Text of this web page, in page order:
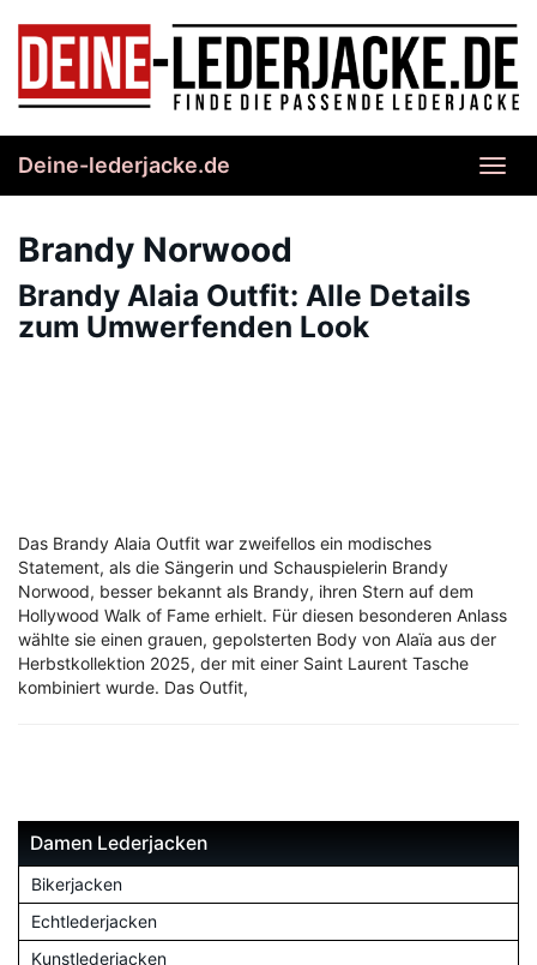
content
Deine-lederjacke.de
Brandy Norwood
Brandy Alaia Outfit: Alle Details
zum Umwerfenden Look
Das Brandy Alaia Outfit war zweifellos ein modisches
Statement, als die Sängerin und Schauspielerin Brandy
Norwood, besser bekannt als Brandy, ihren Stern auf dem
Hollywood Walk of Fame erhielt. Für diesen besonderen Anlass
wählte sie einen grauen, gepolsterten Body von Alaïa aus der
Herbstkollektion 2025, der mit einer Saint Laurent Tasche
kombiniert wurde. Das Outfit,
Damen Lederjacken
Bikerjacken
Echtlederjacken
Kunstlederjacken